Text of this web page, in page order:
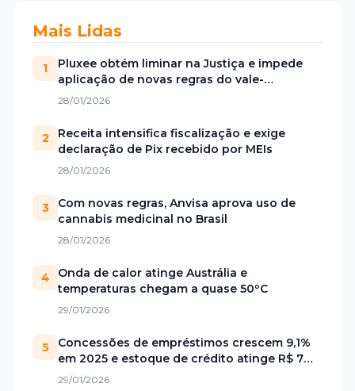
Mais Lidas
1
Pluxee obtém liminar na Justiça e impede
aplicação de novas regras do vale-
alimentação
28/01/2026
2
Receita intensifica fiscalização e exige
declaração de Pix recebido por MEIs
28/01/2026
3
Com novas regras, Anvisa aprova uso de
cannabis medicinal no Brasil
28/01/2026
4
Onda de calor atinge Austrália e
temperaturas chegam a quase 50ºC
29/01/2026
5
Concessões de empréstimos crescem 9,1%
em 2025 e estoque de crédito atinge R$ 7
trilhões no Brasil
29/01/2026